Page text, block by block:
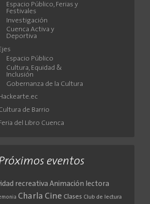
Espacio Público, Ferias y
Festivales
Investigación
Cuenca Activa y
Deportiva
Espacio Público
Cultura, Equidad &
Inclusión
Gobernanza de la Cultura
de Barrio
del Libro Cuenca
eventos
recreativa Animación lectora
Charla Cine Clases Club de lectura